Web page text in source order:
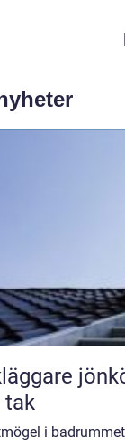
jönköping så väljer du
i